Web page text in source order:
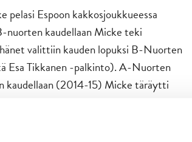
pelasi Espoon kakkosjoukkueessa
nuorten kaudellaan Micke teki
valittiin kauden lopuksi B-Nuorten
Esa Tikkanen -palkinto). A-Nuorten
kaudellaan (2014-15) Micke täräytti